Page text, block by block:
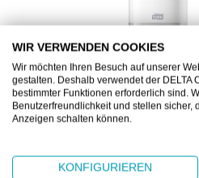
TORK
SCHAUMSEIFE S4
WIR VERWENDEN COOKIES
Wir möchten Ihren Besuch auf unserer
gestalten. Deshalb verwendet der DELTA
bestimmter Funktionen erforderlich sind.
Benutzerfreundlichkeit und stellen sicher,
Anzeigen schalten können.
KONFIGURIEREN